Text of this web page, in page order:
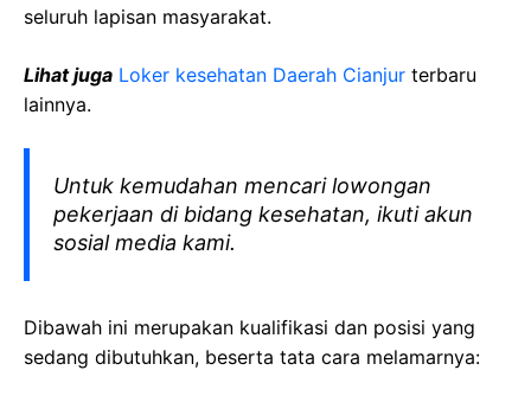
seluruh lapisan masyarakat.
Lihat juga Loker kesehatan Daerah Cianjur terbaru
lainnya.
Untuk kemudahan mencari lowongan
pekerjaan di bidang kesehatan, ikuti akun
sosial media kami.
Dibawah ini merupakan kualifikasi dan posisi yang
sedang dibutuhkan, beserta tata cara melamarnya: